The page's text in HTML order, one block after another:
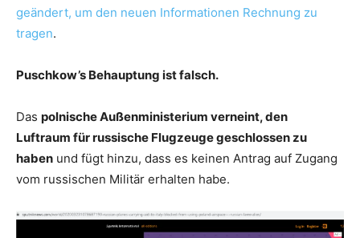
geändert, um den neuen Informationen Rechnung zu
tragen.
Puschkow’s Behauptung ist falsch.
Das polnische Außenministerium verneint, den
Luftraum für russische Flugzeuge geschlossen zu
haben und fügt hinzu, dass es keinen Antrag auf Zugang
vom russischen Militär erhalten habe.